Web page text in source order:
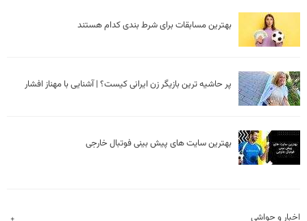
بهترین مسابقات برای شرط بندی کدام هستند
پر حاشیه ترین بازیگر زن ایرانی کیست؟ | آشنایی با مهناز افشار
بهترین سایت های پیش بینی فوتبال خارجی
اخبار و حواشی